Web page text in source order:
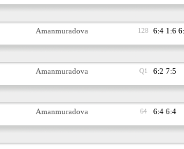
Amanmuradova 128 6:4 1:6
Amanmuradova Q1 6:2 7:5
Amanmuradova 64 6:4 6:4